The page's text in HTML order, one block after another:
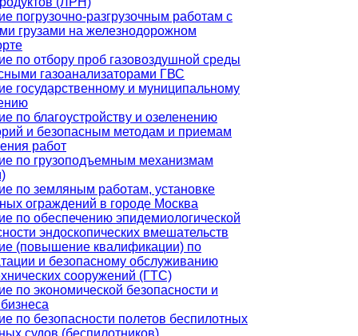
погрузочно-разгрузочным работам с
грузами на железнодорожном
по отбору проб газовоздушной среды
газоанализаторами ГВС
государственному и муниципальному
по благоустройству и озеленению
и безопасным методам и приемам
работ
по грузоподъемным механизмам
по земляным работам, установке
ограждений в городе Москва
по обеспечению эпидемиологической
эндоскопических вмешательств
(повышение квалификации) по
и безопасному обслуживанию
сооружений (ГТС)
по экономической безопасности и
по безопасности полетов беспилотных
судов (беспилотников)